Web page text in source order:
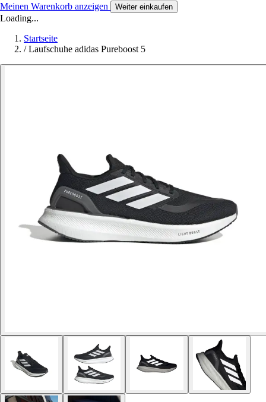
Meinen Warenkorb anzeigen Weiter einkaufen
Loading...
Startseite
/ Laufschuhe adidas Pureboost 5